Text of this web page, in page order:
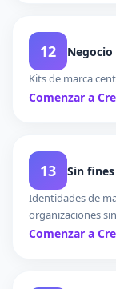
12 Negocio
Kits de marca
Comenzar a
13 Sin
Identidades de
organizaciones
Comenzar a